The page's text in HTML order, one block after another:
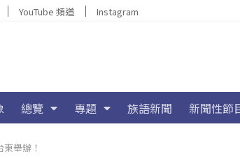
YouTube 頻道 Instagram
總覽 專題 族語新聞 新聞性節
舉辦！